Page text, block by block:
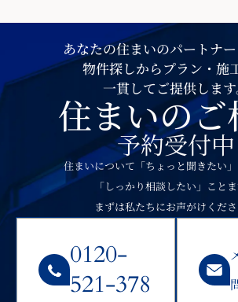
あなたの住まいのパートナー
物件探しからプラン・施
一貫してご提供します
住まいのご
予約受付中
住まいについて「ちょっと聞きたい」
「しっかり相談したい」ことま
まずは私たちにお声がけくださ
0120-
521-378